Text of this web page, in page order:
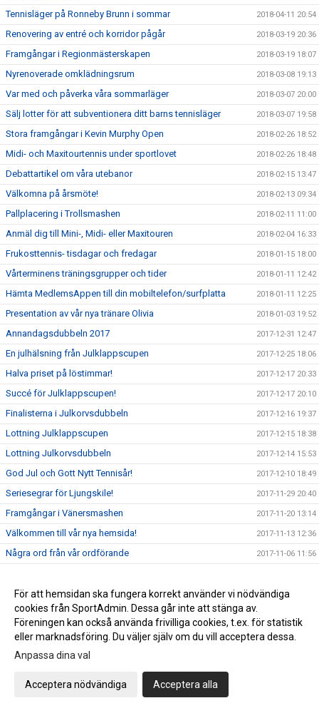
Tennisläger på Ronneby Brunn i sommar 2018-04-11 20:54
Renovering av entré och korridor pågår 2018-03-19 20:36
Framgångar i Regionmästerskapen 2018-03-19 18:07
Nyrenoverade omklädningsrum 2018-03-08 19:13
Var med och påverka våra sommarläger 2018-03-07 20:00
Sälj lotter för att subventionera ditt barns tennisläger 2018-03-07 19:58
Stora framgångar i Kevin Murphy Open 2018-02-26 18:52
Midi- och Maxitourtennis under sportlovet 2018-02-26 18:48
Debattartikel om våra utebanor 2018-02-15 13:47
Välkomna på årsmöte! 2018-02-13 09:34
Pallplacering i Trollsmashen 2018-02-11 11:00
Anmäl dig till Mini-, Midi- eller Maxitouren 2018-02-04 16:33
Frukosttennis- tisdagar och fredagar 2018-01-15 18:00
Vårterminens träningsgrupper och tider 2018-01-11 12:42
Hämta MedlemsAppen till din mobiltelefon/surfplatta 2018-01-11 12:25
Presentation av vår nya tränare Olivia 2018-01-03 19:52
Annandagsdubbeln 2017 2017-12-31 12:47
En julhälsning från Julklappscupen 2017-12-25 18:06
Halva priset på löstimmar! 2017-12-17 20:33
Succé för Julklappscupen! 2017-12-17 20:10
Finalisterna i Julkorvsdubbeln 2017-12-16 19:37
Lottning Julklappscupen 2017-12-15 18:38
Lottning Julkorvsdubbeln 2017-12-14 15:53
God Jul och Gott Nytt Tennisår! 2017-12-10 18:49
Seriesegrar för Ljungskile! 2017-11-29 20:40
Framgångar i Vänersmashen 2017-11-20 13:14
Välkommen till vår nya hemsida! 2017-11-13 12:36
Några ord från vår ordförande 2017-11-06 11:56
Dags att anmäla sig till Julklappscupen 2017-11-04 13:46
Vill du börja spela tennis i Ljungskile Tennisförening? 2017-09-29 11:08
Gå till Webbversion
För att hemsidan ska fungera korrekt använder vi nödvändiga
cookies från SportAdmin. Dessa går inte att stänga av.
Föreningen kan också använda frivilliga cookies, t.ex. för statistik
eller marknadsföring. Du väljer själv om du vill acceptera dessa.
Anpassa dina val
Acceptera nödvändiga Acceptera alla